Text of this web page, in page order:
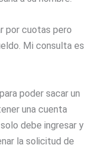
por cuotas pero
Mi consulta es
poder sacar un
una cuenta
debe ingresar y
la solicitud de